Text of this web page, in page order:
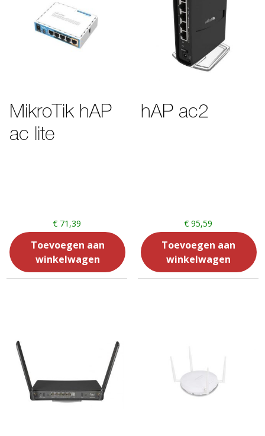
MikroTik hAP
ac lite
€ 71,39
Toevoegen aan
winkelwagen
hAP ac2
€95,59
Toevoegen aan
winkelwagen